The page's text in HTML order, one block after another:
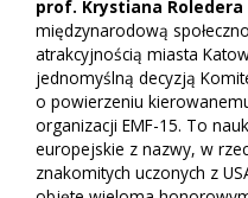
prof. Krystiana Roledera
międzynarodową
atrakcyjnością miasta
jednomyślną decyzją
o powierzeniu
organizacji EMF-15. To
europejskie z nazwy, w
znakomitych uczonych z